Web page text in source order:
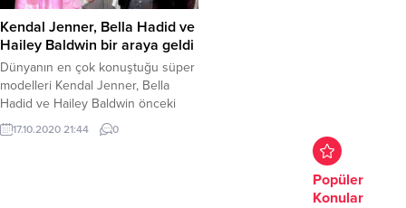
Kendal Jenner, Bella Hadid ve
Hailey Baldwin bir araya geldi
Dünyanın en çok konuştuğu süper
modelleri Kendal Jenner, Bella
Hadid ve Hailey Baldwin önceki
gece ABD’nin New York kentinde
bir araya geldi
17.10.2020 21:44 0
Popüler
Konular